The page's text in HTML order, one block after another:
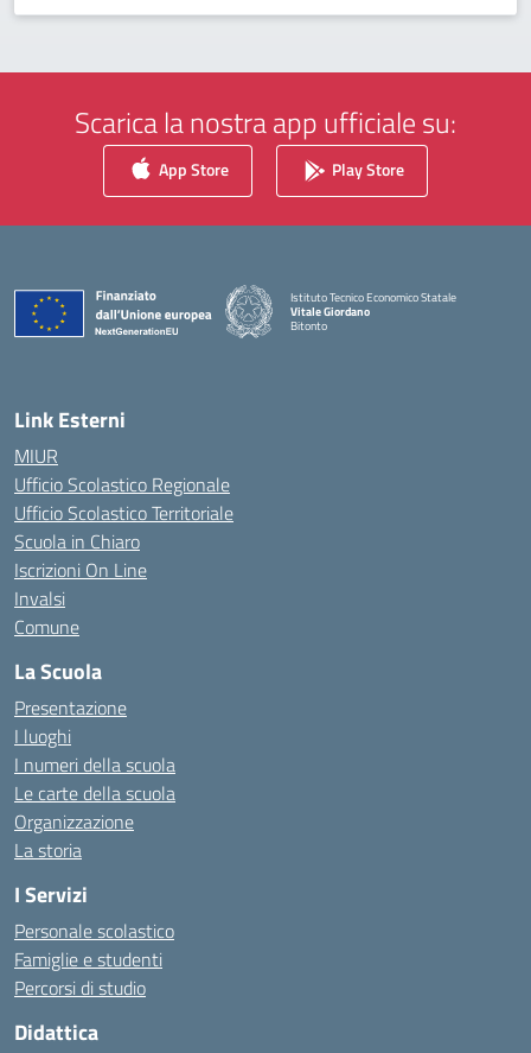
Scarica la nostra app ufficiale su:
App Store Play Store
Istituto Tecnico Economico Statale
Vitale Giordano
Bitonto
Link Esterni
MIUR
Ufficio Scolastico Regionale
Ufficio Scolastico Territoriale
Scuola in Chiaro
Iscrizioni On Line
Invalsi
Comune
La Scuola
Presentazione
I luoghi
I numeri della scuola
Le carte della scuola
Organizzazione
La storia
I Servizi
Personale scolastico
Famiglie e studenti
Percorsi di studio
Didattica